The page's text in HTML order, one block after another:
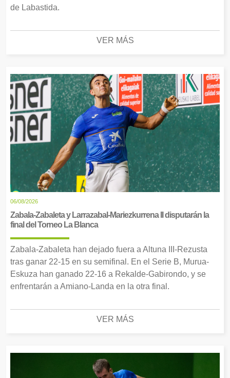
de Labastida.
VER MÁS
06/08/2026
Zabala-Zabaleta y Larrazabal-Mariezkurrena II disputarán la
final del Torneo La Blanca
Zabala-Zabaleta han dejado fuera a Altuna III-Rezusta
tras ganar 22-15 en su semifinal. En el Serie B, Murua-
Eskuza han ganado 22-16 a Rekalde-Gabirondo, y se
enfrentarán a Amiano-Landa en la otra final.
VER MÁS